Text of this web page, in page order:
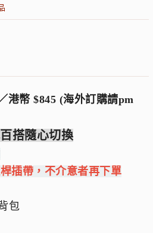
港幣 $845 (海外訂購請pm
搭隨心切換
插帶，不介意者再下單
包